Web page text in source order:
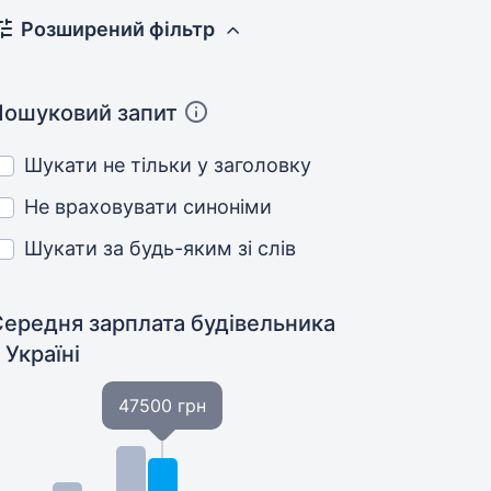
Розширений фільтр
запит
Шукати не тільки у заголовку
Не враховувати синоніми
Шукати за будь-яким зі слів
зарплата будівельника
Україні
47500 грн